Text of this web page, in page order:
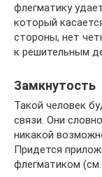
флегматику
который
стороны, нет
к решительным
Замкнутость
Такой человек
связи. Они
никакой
Придется
флегматиком